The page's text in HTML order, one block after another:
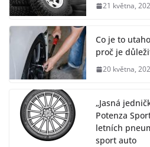
21 května,
Co je to
proč je
20 května,
„Jasná
Potenza
letních
sport auto